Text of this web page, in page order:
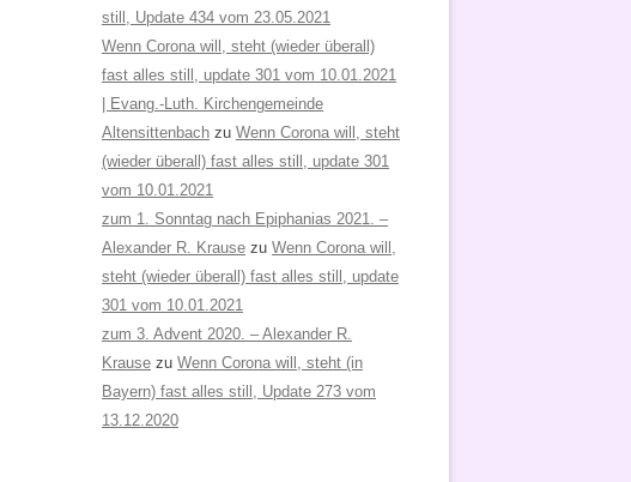
still, Update 434 vom 23.05.2021
Wenn Corona will, steht (wieder überall)
fast alles still, update 301 vom 10.01.2021
| Evang.-Luth. Kirchengemeinde
Altensittenbach zu Wenn Corona will, steht
(wieder überall) fast alles still, update 301
vom 10.01.2021
zum 1. Sonntag nach Epiphanias 2021. –
Alexander R. Krause zu Wenn Corona will,
steht (wieder überall) fast alles still, update
301 vom 10.01.2021
zum 3. Advent 2020. – Alexander R.
Krause zu Wenn Corona will, steht (in
Bayern) fast alles still, Update 273 vom
13.12.2020